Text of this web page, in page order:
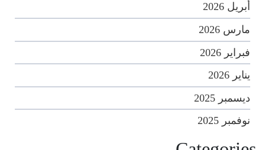
أبريل 2026
مارس 2026
فبراير 2026
يناير 2026
ديسمبر 2025
نوفمبر 2025